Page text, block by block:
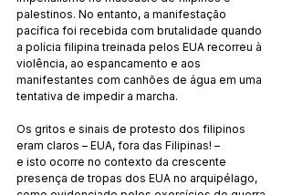
palestinos. No entanto, a manifestação
pacífica foi recebida com brutalidade quando
a polícia filipina treinada pelos EUA recorreu à
violência, ao espancamento e aos
manifestantes com canhões de água em uma
tentativa de impedir a marcha.
Os gritos e sinais de protesto dos filipinos
eram claros – EUA, fora das Filipinas! –
e isto ocorre no contexto da crescente
presença de tropas dos EUA no arquipélago,